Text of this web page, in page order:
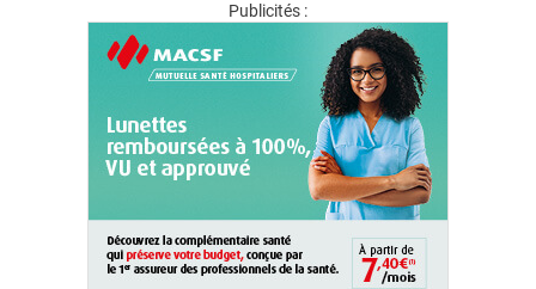
Publicités :